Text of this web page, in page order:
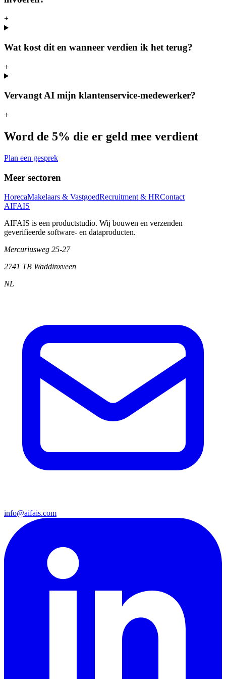
+
Wat kost dit en wanneer verdien ik het terug?
+
Vervangt AI mijn klantenservice-medewerker?
+
Word de 5% die er geld mee verdient
Plan een gesprek
Meer sectoren
HorecaMakelaars & VastgoedRecruitment & HRContact
AIFAIS
AIFAIS is een productstudio. Wij bouwen en verzenden
geverifieerde software- en dataproducten.
Mercuriusweg 25-27
2741 TB Waddinxveen
NL
info@aifais.com